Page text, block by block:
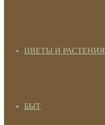
ЦВЕТЫ И РАСТЕНИЯ
БЫТ